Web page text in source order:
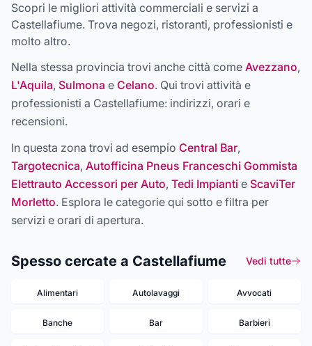
Scopri le migliori attività commerciali e servizi a
Castellafiume. Trova negozi, ristoranti, professionisti e
molto altro.
Nella stessa provincia trovi anche città come Avezzano,
L'Aquila, Sulmona e Celano. Qui trovi attività e
professionisti a Castellafiume: indirizzi, orari e
recensioni.
In questa zona trovi ad esempio Central Bar,
Targotecnica, Autofficina Pneus Franceschi Gommista
Elettrauto Accessori per Auto, Tedi Impianti e ScaviTer
Morletto. Esplora le categorie qui sotto e filtra per
servizi e orari di apertura.
Spesso cercate a Castellafiume Vedi tutte
Alimentari Autolavaggi Avvocati
Banche Bar Barbieri